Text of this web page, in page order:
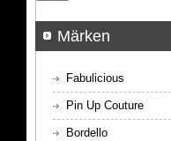
Märken
Fabulicious
Pin Up Couture
Bordello